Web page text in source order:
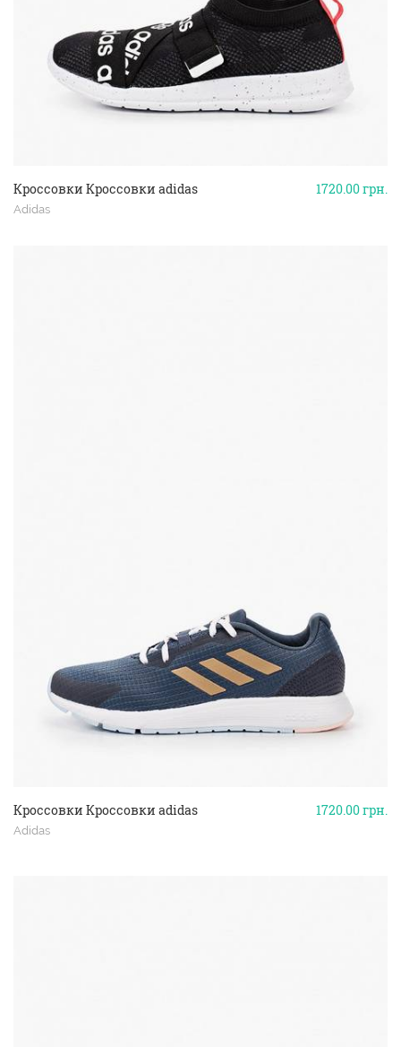
1720.00грн.
Кроссовки Кроссовки adidas
Adidas
1720.00грн.
Кроссовки Кроссовки adidas
Adidas